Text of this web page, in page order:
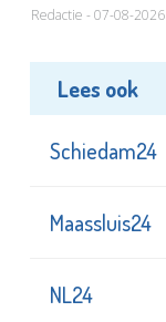
Redactie - 07-08-2026
Lees ook
Schiedam24
Maassluis24
NL24